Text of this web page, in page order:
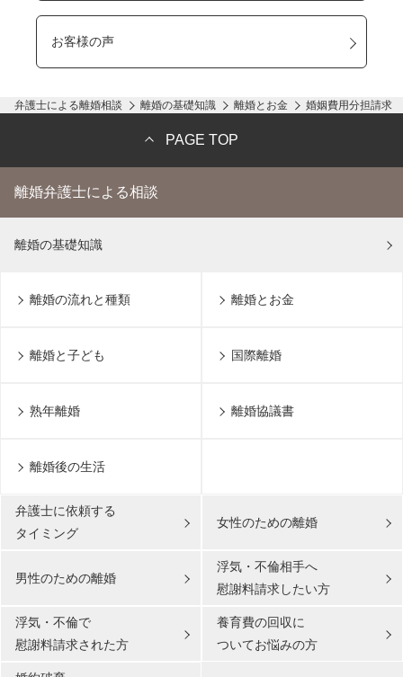
お客様の声
弁護士による離婚相談 離婚の基礎知識 離婚とお金 婚姻費用分担請求
PAGE TOP
離婚弁護士による相談
離婚の基礎知識
離婚の流れと種類 離婚とお金
離婚と子ども 国際離婚
熟年離婚 離婚協議書
離婚後の生活
弁護士に依頼する
タイミング
女性のための離婚
男性のための離婚
浮気・不倫相手へ
慰謝料請求したい方
浮気・不倫で
慰謝料請求された方
養育費の回収に
ついてお悩みの方
無料通話 でお問い合わせ
平日9:30～21:00 / 土日祝9:30～